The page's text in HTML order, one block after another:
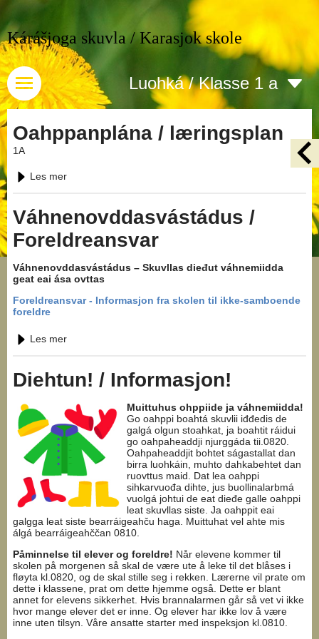
Kárášjoga skuvla / Karasjok skole
Luohká / Klasse 1 a
Oahppanplána / læringsplan
1A
Les mer
Váhnenovddasvástádus /
Foreldreansvar
Váhnenovddasvástádus – Skuvllas dieđut váhnemiidda
geat eai ása ovttas
Foreldreansvar - Informasjon fra skolen til ikke-samboende
foreldre
Les mer
Diehtun! / Informasjon!
Muittuhus ohppiide ja váhnemiidda!
Go oahppi boahtá skuvlii iđđedis de
galgá olgun stoahkat, ja boahtit ráidui
go oahpaheaddji njurggáda tii.0820.
Oahpaheaddjit bohtet ságastallat dan
birra luohkáin, muhto dahkabehtet dan
ruovttus maid. Dat lea oahppi
sihkarvuođa dihte, jus buollinalarbmá
vuolgá johtui de eat dieđe galle oahppi
leat skuvllas siste. Ja oahppit eai
galgga leat siste bearráigeahču haga. Muittuhat vel ahte mis
álgá bearráigeahččan 0810.
Påminnelse til elever og foreldre! Når elevene kommer til
skolen på morgenen så skal de være ute å leke til det blåses i
fløyta kl.0820, og de skal stille seg i rekken. Lærerne vil prate om
dette i klassene, prat om dette hjemme også. Dette er blant
annet for elevens sikkerhet. Hvis brannalarmen går så vet vi ikke
hvor mange elever det er inne. Og elever har ikke lov å være
inne uten tilsyn. Våre ansatte starter med inspeksjon kl.0810.